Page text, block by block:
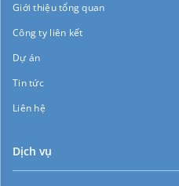
Giới thiệu tổng quan
Công ty liên kết
Dự án
Tin tức
Liên hệ
Dịch vụ